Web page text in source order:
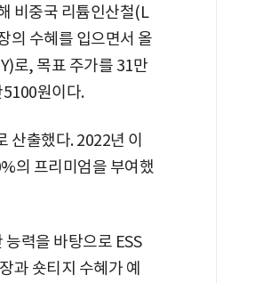
비중국 리튬인산철(L
의 수혜를 입으면서 올
로, 목표 주가를 31만
원이다.
산출했다. 2022년 이
의 프리미엄을 부여했
력을 바탕으로 ESS
과 숏티지 수혜가 예